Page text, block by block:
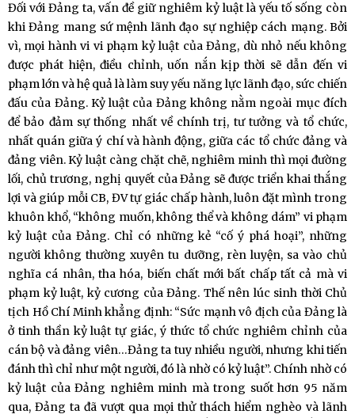
Đối với Đảng ta, vấn đề giữ nghiêm kỷ luật là yếu tố sống còn
khi Đảng mang sứ mệnh lãnh đạo sự nghiệp cách mạng. Bởi
vì, mọi hành vi vi phạm kỷ luật của Đảng, dù nhỏ nếu không
được phát hiện, điều chỉnh, uốn nắn kịp thời sẽ dẫn đến vi
phạm lớn và hệ quả là làm suy yếu năng lực lãnh đạo, sức chiến
đấu của Đảng. Kỷ luật của Đảng không nằm ngoài mục đích
để bảo đảm sự thống nhất về chính trị, tư tưởng và tổ chức,
nhất quán giữa ý chí và hành động, giữa các tổ chức đảng và
đảng viên. Kỷ luật càng chặt chẽ, nghiêm minh thì mọi đường
lối, chủ trương, nghị quyết của Đảng sẽ được triển khai thắng
lợi và giúp mỗi CB, ĐV tự giác chấp hành, luôn đặt mình trong
khuôn khổ, “không muốn, không thể và không dám” vi phạm
kỷ luật của Đảng. Chỉ có những kẻ “cố ý phá hoại”, những
người không thường xuyên tu dưỡng, rèn luyện, sa vào chủ
nghĩa cá nhân, tha hóa, biến chất mới bất chấp tất cả mà vi
phạm kỷ luật, kỷ cương của Đảng. Thế nên lúc sinh thời Chủ
tịch Hồ Chí Minh khẳng định: “Sức mạnh vô địch của Đảng là
ở tinh thần kỷ luật tự giác, ý thức tổ chức nghiêm chỉnh của
cán bộ và đảng viên…Đảng ta tuy nhiều người, nhưng khi tiến
đánh thì chỉ như một người, đó là nhờ có kỷ luật”. Chính nhờ có
kỷ luật của Đảng nghiêm minh mà trong suốt hơn 95 năm
qua, Đảng ta đã vượt qua mọi thử thách hiểm nghèo và lãnh